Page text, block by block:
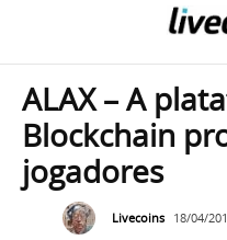
ALAX – A
Blockchain
jogadores
Livecoins 18/04/